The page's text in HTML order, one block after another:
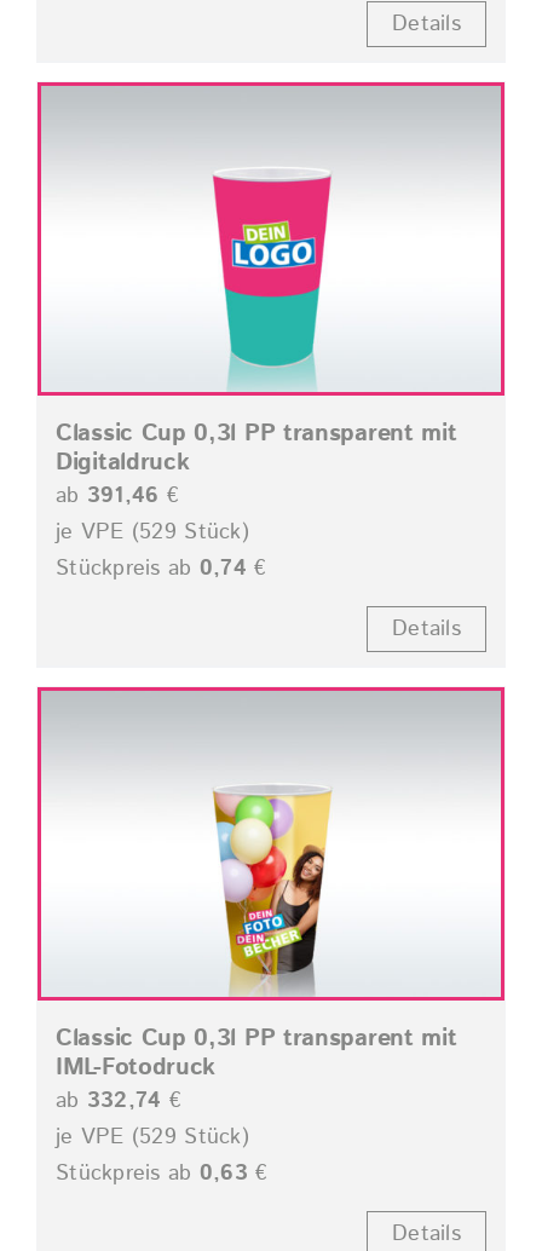
Details
Classic Cup 0,3l PP transparent mit
Digitaldruck
ab 391,46 €
je VPE (529 Stück)
Stückpreis ab 0,74 €
Details
Classic Cup 0,3l PP transparent mit
IML-Fotodruck
ab 332,74 €
je VPE (529 Stück)
Stückpreis ab 0,63 €
Details